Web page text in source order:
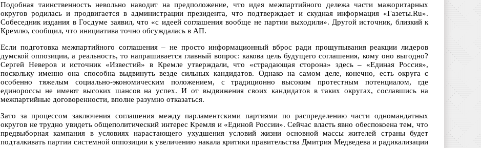
Подобная таинственность невольно наводит на предположение, что идея межпартийного дележа части мажоритарных
округов родилась и продвигается в администрации президента, что подтверждает и скудная информация «Газеты.Ru».
Собеседник издания в Госдуме заявил, что «с идеей соглашения вообще не партии выходили». Другой источник, близкий к
Кремлю, сообщил, что инициатива точно обсуждалась в АП.
Если подготовка межпартийного соглашения – не просто информационный вброс ради прощупывания реакции лидеров
думской оппозиции, а реальность, то напрашивается главный вопрос: какова цель будущего соглашения, кому оно выгодно?
Сергей Неверов и источник «Известий» в Кремле утверждали, что «страдающая сторона» здесь – «Единая Россия»,
поскольку именно она способна выдвинуть везде сильных кандидатов. Однако на самом деле, конечно, есть округа с
особенно тяжелым социально-экономическим положением, с традиционно высоким протестным потенциалом, где
единороссы не имеют высоких шансов на успех. И от выдвижения своих кандидатов в таких округах, сославшись на
межпартийные договоренности, вполне разумно отказаться.
Зато за процессом заключения соглашения между парламентскими партиями по распределению части одномандатных
округов не трудно увидеть общеполитический интерес Кремля и «Единой России». Сейчас власть явно обеспокоена тем, что
предвыборная кампания в условиях нарастающего ухудшения условий жизни основной массы жителей страны будет
подталкивать партии системной оппозиции к увеличению накала критики правительства Дмитрия Медведева и радикализации